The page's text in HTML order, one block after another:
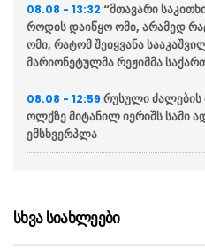
08.08 - 13:32 “მთავარი
როდის დაიწყო ომი, არამედ
ომი, რატომ შეიყვანა
მარიონეტულმა რეჟიმმა
08.08 - 12:59 რუსული ძალების
ოლქზე მიტანილ იერიშს სამი
ემსხვერპლა
წარვუდგენთ საზოგადოებას”
სხვა სიახლეები